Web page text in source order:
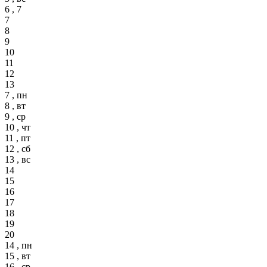
6 , 7
7
8
9
10
11
12
13
7 , пн
8 , вт
9 , ср
10 , чт
11 , пт
12 , сб
13 , вс
14
15
16
17
18
19
20
14 , пн
15 , вт